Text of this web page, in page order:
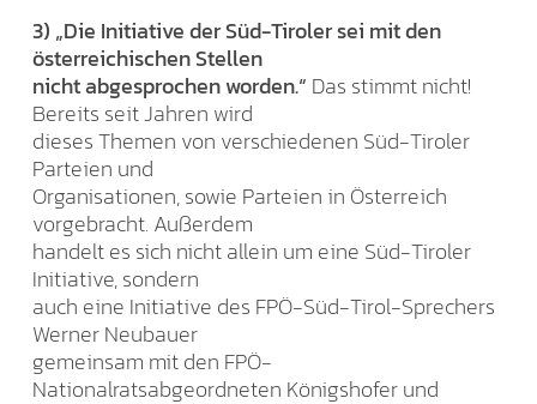
3) „Die Initiative der Süd-Tiroler sei mit den
österreichischen Stellen
nicht abgesprochen worden.“ Das stimmt nicht!
Bereits seit Jahren wird
dieses Themen von verschiedenen Süd-Tiroler
Parteien und
Organisationen, sowie Parteien in Österreich
vorgebracht. Außerdem
handelt es sich nicht allein um eine Süd-Tiroler
Initiative, sondern
auch eine Initiative des FPÖ-Süd-Tirol-Sprechers
Werner Neubauer
gemeinsam mit den FPÖ-
Nationalratsabgeordneten Königshofer und